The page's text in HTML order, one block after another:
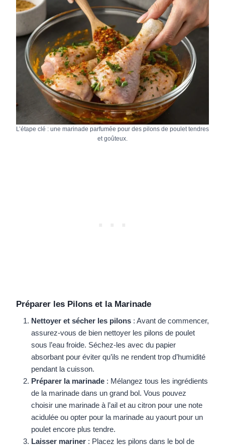
L’étape clé : une marinade parfumée pour des pilons de poulet tendres
et goûteux.
Préparer les Pilons et la Marinade
Nettoyer et sécher les pilons : Avant de commencer,
assurez-vous de bien nettoyer les pilons de poulet
sous l’eau froide. Séchez-les avec du papier
absorbant pour éviter qu’ils ne rendent trop d’humidité
pendant la cuisson.
Préparer la marinade : Mélangez tous les ingrédients
de la marinade dans un grand bol. Vous pouvez
choisir une marinade à l’ail et au citron pour une note
acidulée ou opter pour la marinade au yaourt pour un
poulet encore plus tendre.
Laisser mariner : Placez les pilons dans le bol de